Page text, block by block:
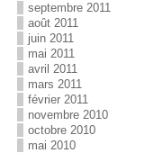
septembre 2011
août 2011
juin 2011
mai 2011
avril 2011
mars 2011
février 2011
novembre 2010
octobre 2010
mai 2010